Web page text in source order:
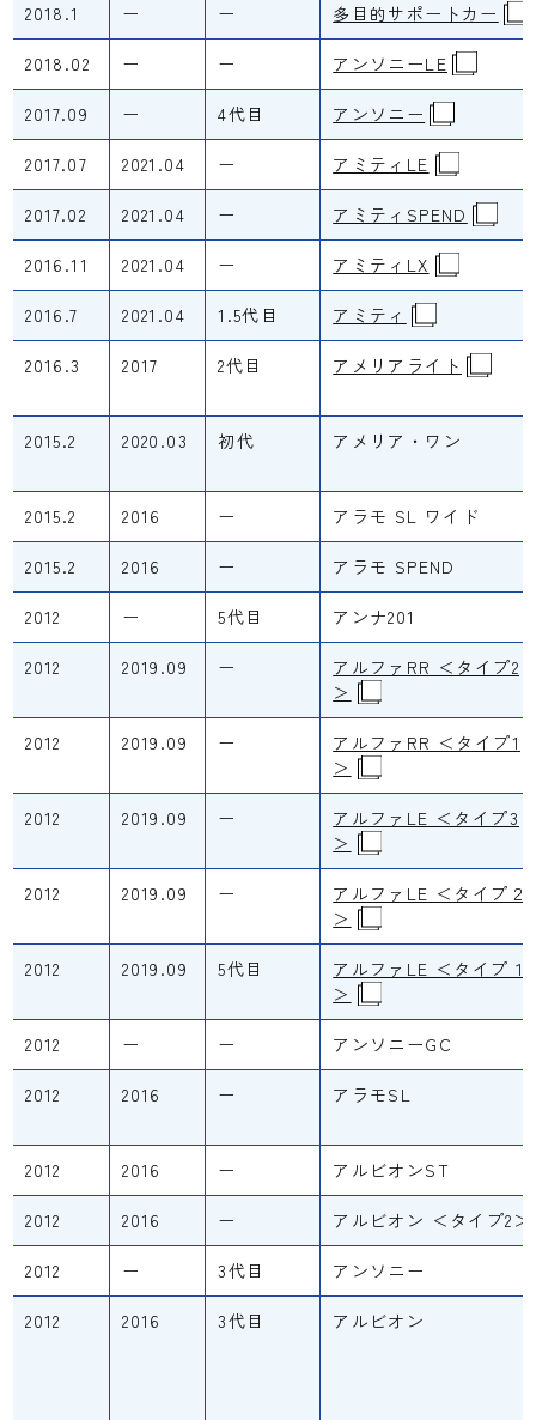
2018.1 ー ー 多目的サポートカー
2018.02 ー ー アンソニーLE
2017.09 ー 4代目 アンソニー
2017.07 2021.04 ー アミティLE
2017.02 2021.04 ー アミティSPEND
2016.11 2021.04 ー アミティLX
2016.7 2021.04 1.5代目 アミティ
2016.3 2017 2代目 アメリアライト
2015.2 2020.03 初代 アメリア・ワン
2015.2 2016 ー アラモ SL ワイド
2015.2 2016 ー アラモ SPEND
2012 ー 5代目 アンナ201
2012 2019.09 ー
アルファRR ＜タイプ2
＞
2012 2019.09 ー
アルファRR ＜タイプ1
＞
2012 2019.09 ー
アルファLE ＜タイプ3
＞
2012 2019.09 ー
アルファLE ＜タイプ２
＞
2012 2019.09 5代目
アルファLE ＜タイプ１
＞
2012 ー ー アンソニーGC
2012 2016 ー アラモSL
2012 2016 ー アルビオンST
2012 2016 ー アルビオン ＜タイプ2＞
2012 ー 3代目 アンソニー
2012 2016 3代目 アルビオン